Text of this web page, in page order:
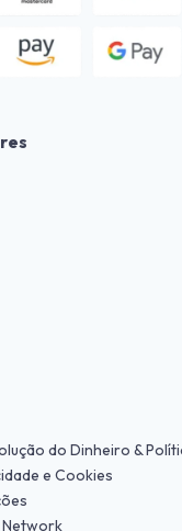
do Dinheiro &
e Cookies
Network